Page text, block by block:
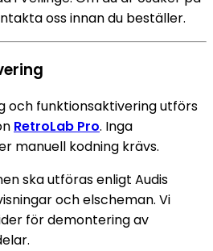
oss innan du beställer.
och funktionsaktivering utförs
RetroLab Pro. Inga
manuell kodning krävs.
ska utföras enligt Audis
och elscheman. Vi
för demontering av